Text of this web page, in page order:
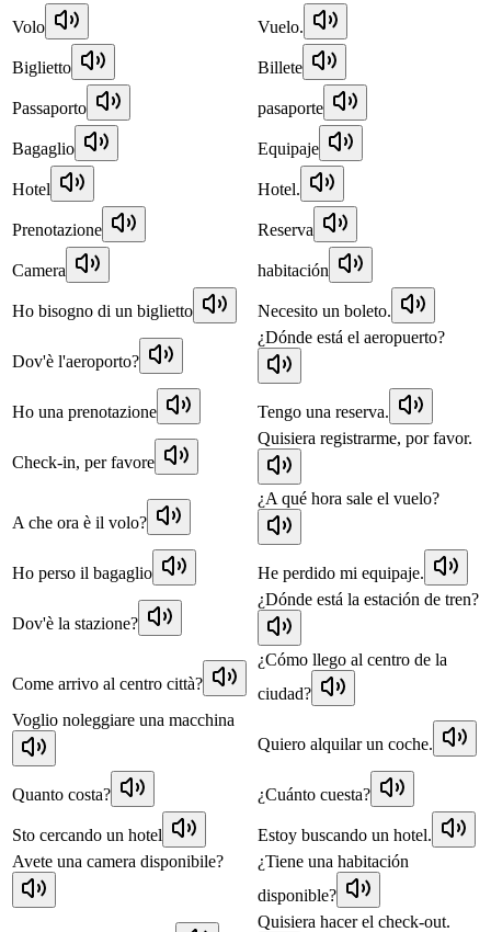
Volo Vuelo.
Biglietto Billete
Passaporto pasaporte
Bagaglio Equipaje
Hotel Hotel.
Prenotazione Reserva
Camera habitación
Ho bisogno di un biglietto Necesito un boleto.
Dov'è l'aeroporto?
¿Dónde está el aeropuerto?
Ho una prenotazione Tengo una reserva.
Check-in, per favore
Quisiera registrarme, por favor.
A che ora è il volo?
¿A qué hora sale el vuelo?
Ho perso il bagaglio He perdido mi equipaje.
Dov'è la stazione?
¿Dónde está la estación de tren?
Come arrivo al centro città?
¿Cómo llego al centro de la
ciudad?
Voglio noleggiare una macchina
Quiero alquilar un coche.
Quanto costa? ¿Cuánto cuesta?
Sto cercando un hotel
Estoy buscando un hotel.
Avete una camera disponibile?
¿Tiene una habitación
disponible?
Quisiera hacer el check-out.